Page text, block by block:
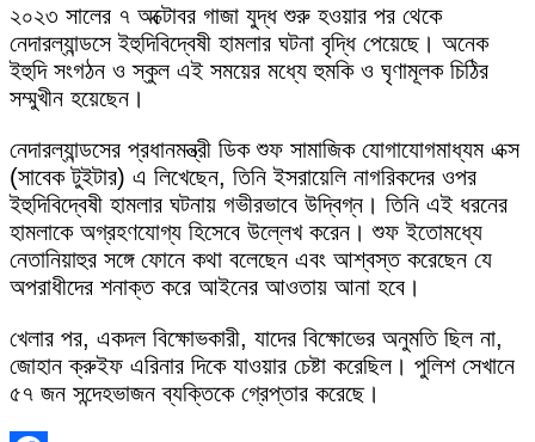
২০২৩ সালের ৭ অক্টোবর গাজা যুদ্ধ শুরু হওয়ার পর থেকে
নেদারল্যান্ডসে ইহুদিবিদ্বেষী হামলার ঘটনা বৃদ্ধি পেয়েছে। অনেক
ইহুদি সংগঠন ও স্কুল এই সময়ের মধ্যে হুমকি ও ঘৃণামূলক চিঠির
সম্মুখীন হয়েছেন।
নেদারল্যান্ডসের প্রধানমন্ত্রী ডিক শুফ সামাজিক যোগাযোগমাধ্যম এক্স
(সাবেক টুইটার) এ লিখেছেন, তিনি ইসরায়েলি নাগরিকদের ওপর
ইহুদিবিদ্বেষী হামলার ঘটনায় গভীরভাবে উদ্বিগ্ন। তিনি এই ধরনের
হামলাকে অগ্রহণযোগ্য হিসেবে উল্লেখ করেন। শুফ ইতোমধ্যে
নেতানিয়াহুর সঙ্গে ফোনে কথা বলেছেন এবং আশ্বস্ত করেছেন যে
অপরাধীদের শনাক্ত করে আইনের আওতায় আনা হবে।
খেলার পর, একদল বিক্ষোভকারী, যাদের বিক্ষোভের অনুমতি ছিল না,
জোহান ক্রুইফ এরিনার দিকে যাওয়ার চেষ্টা করেছিল। পুলিশ সেখানে
৫৭ জন সন্দেহভাজন ব্যক্তিকে গ্রেপ্তার করেছে।